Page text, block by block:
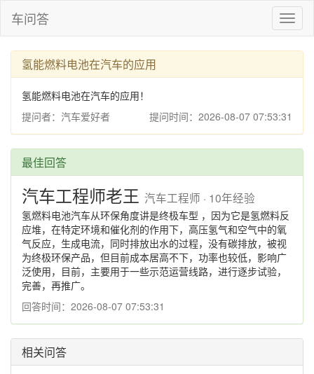
车问答
氢能燃料电池在汽车的应用
氢能燃料电池在汽车的应用！
提问者：汽车爱好者
提问时间：2026-08-07 07:53:31
最佳回答
汽车工程师老王 汽车工程师 · 10年经验
氢燃料电池汽车从环保角度讲是终极车型 ，因为它是氢燃料反
应堆，在特定环境和催化剂的作用下，高压氢气和空气中的氧
气反应，生成电流，同时排放出水的过程，没有碳排放，被视
为终极环保产品，但目前成本居高不下，功率也较低，影响广
泛使用，目前，主要用于一些示范运营线路，进行逐步试验，
完善，再推广。
回答时间：2026-08-07 07:53:31
相关问答